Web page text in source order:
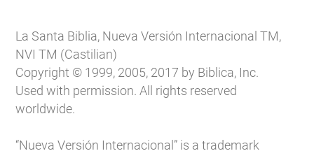
La Santa Biblia, Nueva Versión Internacional TM,
NVI TM (Castilian)
Copyright © 1999, 2005, 2017 by Biblica, Inc.
Used with permission. All rights reserved
worldwide.
“Nueva Versión Internacional” is a trademark